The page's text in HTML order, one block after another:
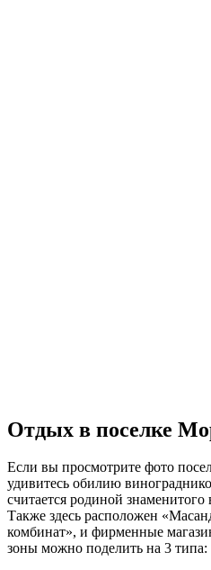
Отдых в поселке
Если вы просмотрите фото
удивитесь обилию
считается родиной
Также здесь расположен
комбинат», и фирменные
зоны можно поделить на 3 типа: